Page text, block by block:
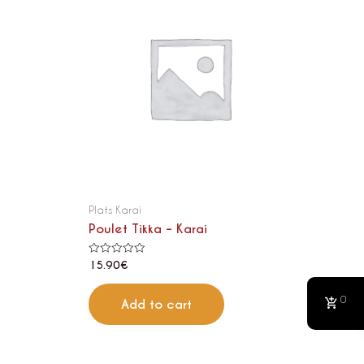
Plats Karai
Poulet Tikka – Karai
Rated
out
of
5
15.90€
Add to cart 0